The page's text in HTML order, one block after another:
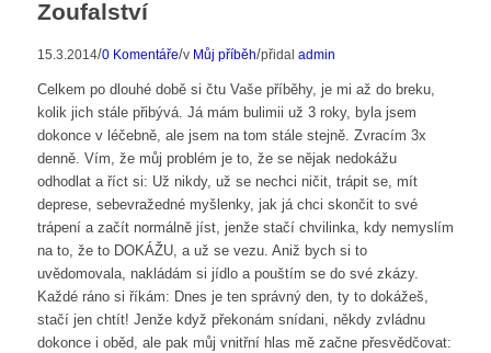
Zoufalství
15.3.2014/0 Komentáře/v Můj příběh/přidal admin
Celkem po dlouhé době si čtu Vaše příběhy, je mi až do breku,
kolik jich stále přibývá. Já mám bulimii už 3 roky, byla jsem
dokonce v léčebně, ale jsem na tom stále stejně. Zvracím 3x
denně. Vím, že můj problém je to, že se nějak nedokážu
odhodlat a říct si: Už nikdy, už se nechci ničit, trápit se, mít
deprese, sebevražedné myšlenky, jak já chci skončit to své
trápení a začít normálně jíst, jenže stačí chvilinka, kdy nemyslím
na to, že to DOKÁŽU, a už se vezu. Aniž bych si to
uvědomovala, nakládám si jídlo a pouštím se do své zkázy.
Každé ráno si říkám: Dnes je ten správný den, ty to dokážeš,
stačí jen chtít! Jenže když překonám snídani, někdy zvládnu
dokonce i oběd, ale pak můj vnitřní hlas mě začne přesvědčovat: